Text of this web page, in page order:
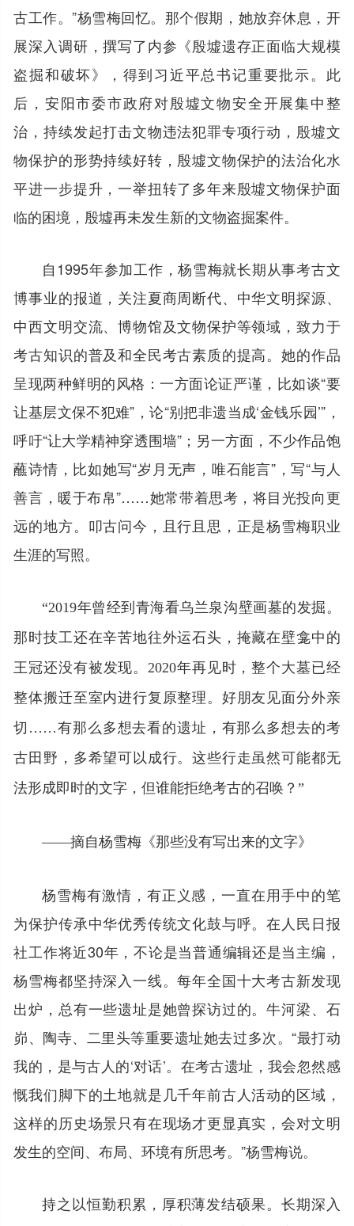
古工作。”杨雪梅回忆。那个假期，她放弃休息，开
展深入调研，撰写了内参《殷墟遗存正面临大规模
盗掘和破坏》，得到习近平总书记重要批示。此
后，安阳市委市政府对殷墟文物安全开展集中整
治，持续发起打击文物违法犯罪专项行动，殷墟文
物保护的形势持续好转，殷墟文物保护的法治化水
平进一步提升，一举扭转了多年来殷墟文物保护面
临的困境，殷墟再未发生新的文物盗掘案件。
自1995年参加工作，杨雪梅就长期从事考古文
博事业的报道，关注夏商周断代、中华文明探源、
中西文明交流、博物馆及文物保护等领域，致力于
考古知识的普及和全民考古素质的提高。她的作品
呈现两种鲜明的风格：一方面论证严谨，比如谈“要
让基层文保不犯难”，论“别把非遗当成‘金钱乐园’”，
呼吁“让大学精神穿透围墙”；另一方面，不少作品饱
蘸诗情，比如她写“岁月无声，唯石能言”，写“与人
善言，暖于布帛”……她常带着思考，将目光投向更
远的地方。叩古问今，且行且思，正是杨雪梅职业
生涯的写照。
“2019年曾经到青海看乌兰泉沟壁画墓的发掘。
那时技工还在辛苦地往外运石头，掩藏在壁龛中的
王冠还没有被发现。2020年再见时，整个大墓已经
整体搬迁至室内进行复原整理。好朋友见面分外亲
切……有那么多想去看的遗址，有那么多想去的考
古田野，多希望可以成行。这些行走虽然可能都无
法形成即时的文字，但谁能拒绝考古的召唤？”
——摘自杨雪梅《那些没有写出来的文字》
杨雪梅有激情，有正义感，一直在用手中的笔
为保护传承中华优秀传统文化鼓与呼。在人民日报
社工作将近30年，不论是当普通编辑还是当主编，
杨雪梅都坚持深入一线。每年全国十大考古新发现
出炉，总有一些遗址是她曾探访过的。牛河梁、石
峁、陶寺、二里头等重要遗址她去过多次。“最打动
我的，是与古人的‘对话’。在考古遗址，我会忽然感
慨我们脚下的土地就是几千年前古人活动的区域，
这样的历史场景只有在现场才更显真实，会对文明
发生的空间、布局、环境有所思考。”杨雪梅说。
持之以恒勤积累，厚积薄发结硕果。长期深入